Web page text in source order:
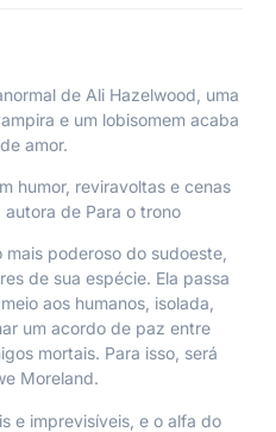
de Ali Hazelwood, uma
e um lobisomem acaba
amor.
humor, reviravoltas e cenas
autora de Para o trono
poderoso do sudoeste,
de sua espécie. Ela passa
aos humanos, isolada,
um acordo de paz entre
mortais. Para isso, será
Moreland.
e imprevisíveis, e o alfa do